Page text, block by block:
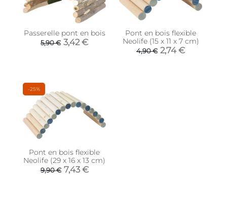
Passerelle pont en bois
5,90 € 3,42 €
Pont en bois flexible
Neolife (15 x 11 x 7 cm)
4,90 € 2,74 €
-25%
Pont en bois flexible
Neolife (29 x 16 x 13 cm)
9,90 € 7,43 €